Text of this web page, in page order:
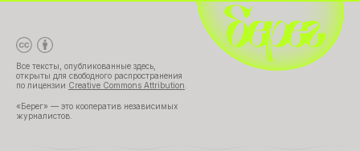
Все тексты, опубликованные здесь,
открыты для свободного распространения
по лицензии Creative Commons Attribution
«Берег» — это кооператив независимых
журналистов.